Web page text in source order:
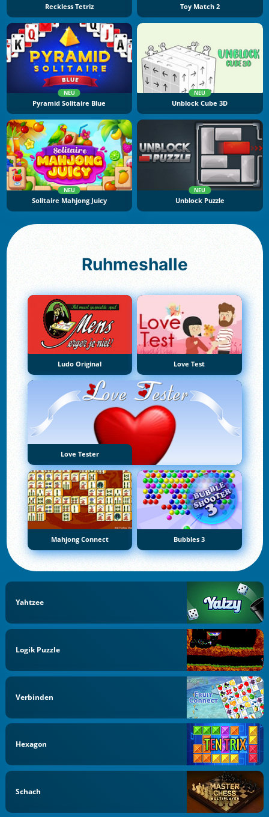
Reckless Tetriz Toy Match 2
NEU
Pyramid Solitaire Blue
NEU
Unblock Cube 3D
NEU
Solitaire Mahjong Juicy
NEU
Unblock Puzzle
Ruhmeshalle
Ludo Original Love Test
Love Tester
Mahjong Connect Bubbles 3
Yahtzee
Logik Puzzle
Verbinden
Hexagon
Schach